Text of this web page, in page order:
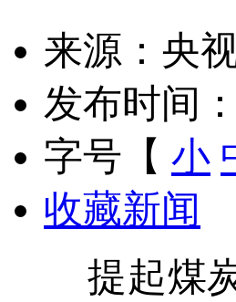
来源：央
发布时间
字号【 小
收藏新闻
提起煤炭